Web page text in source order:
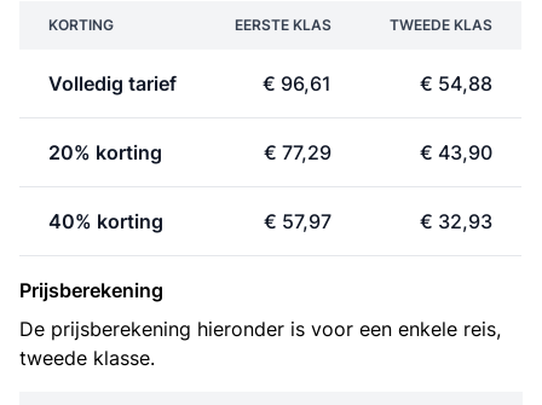
KORTING EERSTE KLAS TWEEDE KLAS
Volledig tarief € 96,61 € 54,88
20% korting € 77,29 € 43,90
40% korting € 57,97 € 32,93
Prijsberekening
De prijsberekening hieronder is voor een enkele reis,
tweede klasse.